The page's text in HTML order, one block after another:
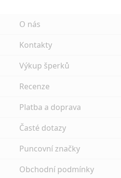
O nás
Kontakty
Výkup šperků
Recenze
Platba a doprava
Časté dotazy
Puncovní značky
Obchodní podmínky